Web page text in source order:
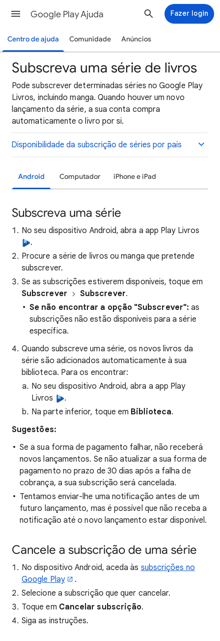
Google Play Ajuda Fazer login
Centro de ajuda Comunidade Anúncios
Subscreva uma série de livros
Pode subscrever determinadas séries no Google Play
Livros, incluindo manga. Quando houver um novo
lançamento da série, a sua conta compra
automaticamente o livro por si.
Disponibilidade da subscrição de séries por país
Android Computador iPhone e iPad
Subscreva uma série
No seu dispositivo Android, abra a app Play Livros
.
Procure a série de livros ou manga que pretende
subscrever.
Se as subscrições estiverem disponíveis, toque em
Subscrever
Subscrever.
Se não encontrar a opção "Subscrever":as
subscrições não estão disponíveis para a série
específica.
Quando subscreve uma série, os novos livros da
série são adicionados automaticamente à sua
biblioteca. Para os encontrar:
No seu dispositivo Android, abra a app Play
Livros
.
Na parte inferior, toque em Biblioteca.
Sugestões:
Se a sua forma de pagamento falhar, não receberá
novos lançamentos. Se não atualizar a sua forma de
pagamento no prazo de 30 dias após a falha de
cobrança, a sua subscrição será cancelada.
Tentamos enviar-lhe uma notificação antes de um
futuro lançamento, mas é possível que não receba a
notificação até o novo lançamento estar disponível.
Cancele a subscrição de uma série
No dispositivo Android, aceda às subscrições no
Google Play
.
Selecione a subscrição que quer cancelar.
Toque em Cancelar subscrição.
Siga as instruções.